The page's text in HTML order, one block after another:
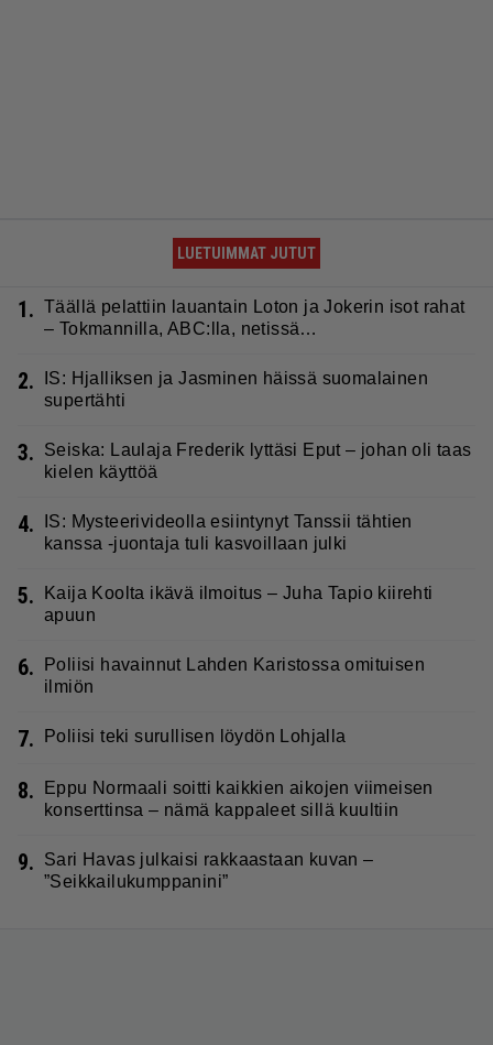
LUETUIMMAT JUTUT
1. Täällä pelattiin lauantain Loton ja Jokerin isot rahat
– Tokmannilla, ABC:lla, netissä…
2.
IS: Hjalliksen ja Jasminen häissä suomalainen
supertähti
3.
Seiska: Laulaja Frederik lyttäsi Eput – johan oli taas
kielen käyttöä
4.
IS: Mysteerivideolla esiintynyt Tanssii tähtien
kanssa -juontaja tuli kasvoillaan julki
5.
Kaija Koolta ikävä ilmoitus – Juha Tapio kiirehti
apuun
6.
Poliisi havainnut Lahden Karistossa omituisen
ilmiön
7. Poliisi teki surullisen löydön Lohjalla
8.
Eppu Normaali soitti kaikkien aikojen viimeisen
konserttinsa – nämä kappaleet sillä kuultiin
9.
Sari Havas julkaisi rakkaastaan kuvan –
”Seikkailukumppanini”